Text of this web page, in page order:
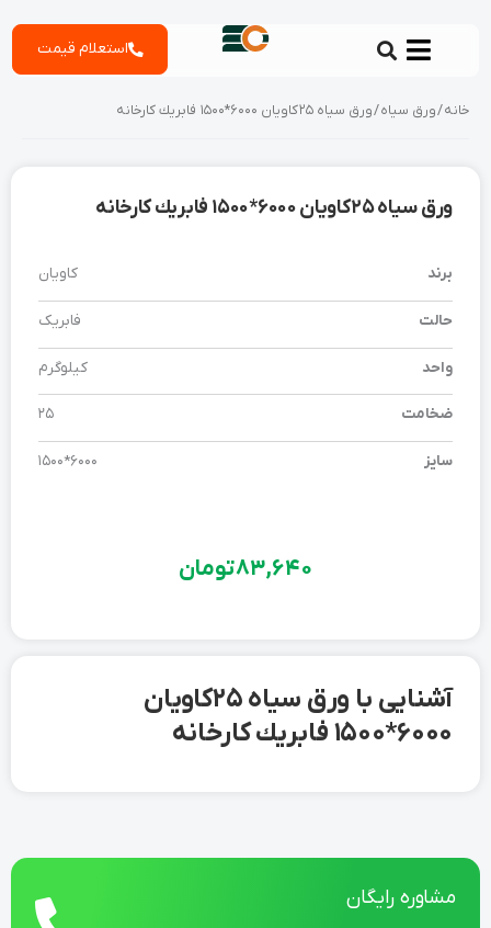
استعلام قیمت
مشاوره رایگان
خانه/ورق سیاه/ ورق سیاه 25 کاویان 6000*1500 فابريك کارخانه
ورق سیاه 25 کاویان 6000*1500 فابريك کارخانه
برند کاویان
حالت فابریک
واحد کیلوگرم
ضخامت 25
سایز 6000*1500
83,640تومان
آشنایی با ورق سیاه 25 کاویان
6000*1500 فابريك کارخانه